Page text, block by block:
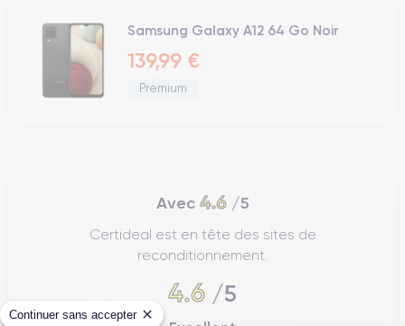
Continuer sans accepter
Samsung Galaxy A12 64 Go Noir
139,99 €
Premium
Avec 4.6/5
Certideal est en tête des sites de
reconditionnement.
4.6 /5